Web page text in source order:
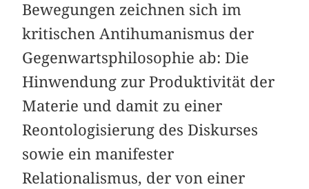
Bewegungen zeichnen sich im
kritischen Antihumanismus der
Gegenwartsphilosophie ab: Die
Hinwendung zur Produktivität der
Materie und damit zu einer
Reontologisierung des Diskurses
sowie ein manifester
Relationalismus, der von einer